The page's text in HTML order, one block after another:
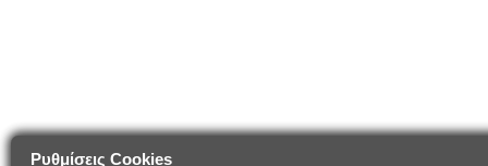
Ρυθμίσεις Cookies